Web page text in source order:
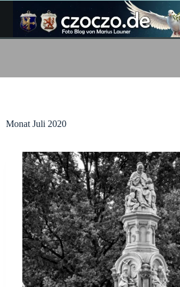
Inhalt
springen
Monat Juli 2020